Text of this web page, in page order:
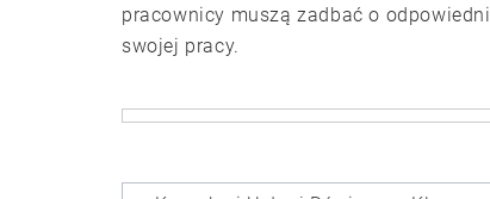
pracownicy muszą zadbać o odpowiedni
swojej pracy.